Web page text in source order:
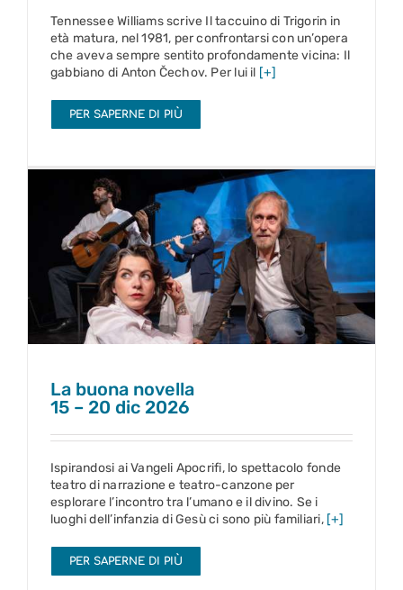
Tennessee Williams scrive Il taccuino di Trigorin in
età matura, nel 1981, per confrontarsi con un’opera
che aveva sempre sentito profondamente vicina: Il
gabbiano di Anton Čechov. Per lui il [+]
PER SAPERNE DI PIÙ
La buona novella
15 – 20 dic 2026
La buona novella
15 – 20 dic 2026
Ispirandosi ai Vangeli Apocrifi, lo spettacolo fonde
teatro di narrazione e teatro-canzone per
esplorare l’incontro tra l’umano e il divino. Se i
luoghi dell’infanzia di Gesù ci sono più familiari, [+]
PER SAPERNE DI PIÙ